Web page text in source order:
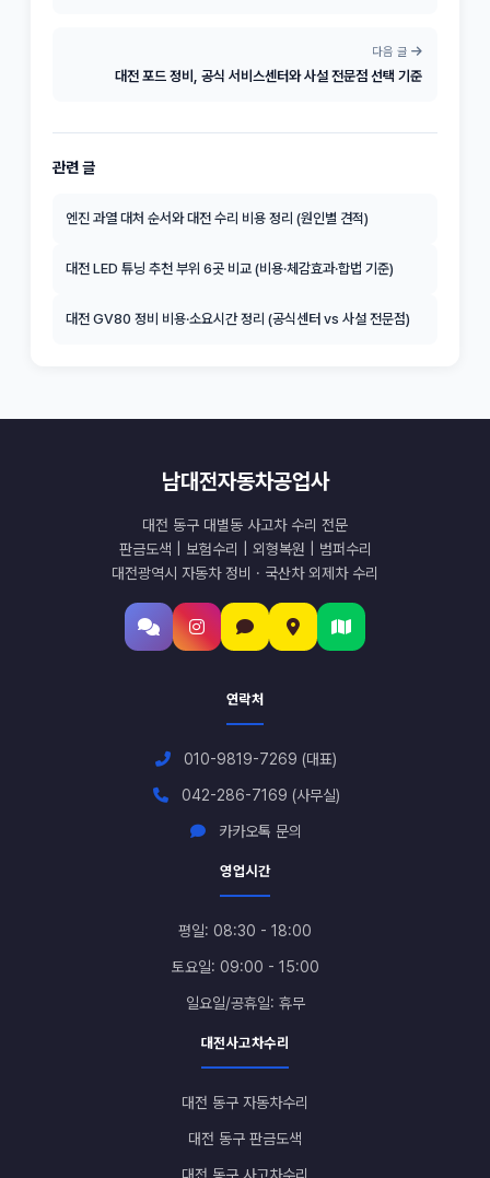
다음 글
대전 포드 정비, 공식 서비스센터와 사설 전문점 선택 기준
관련 글
엔진 과열 대처 순서와 대전 수리 비용 정리 (원인별 견적)
대전 LED 튜닝 추천 부위 6곳 비교 (비용·체감효과·합법 기준)
대전 GV80 정비 비용·소요시간 정리 (공식센터 vs 사설 전문점)
남대전자동차공업사
대전 동구 대별동 사고차 수리 전문
판금도색 | 보험수리 | 외형복원 | 범퍼수리
대전광역시 자동차 정비 · 국산차 외제차 수리
연락처
010-9819-7269 (대표)
042-286-7169 (사무실)
카카오톡 문의
영업시간
평일: 08:30 - 18:00
토요일: 09:00 - 15:00
일요일/공휴일: 휴무
대전사고차수리
대전 동구 자동차수리
대전 동구 판금도색
대전 동구 사고차수리